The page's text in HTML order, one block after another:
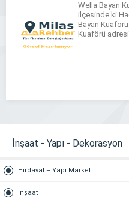
Wella Bayan
ilçesinde ki
Bayan
Kuaförü adresi
İnşaat - Yapı - Dekorasyon
Hırdavat – Yapı Market
İnşaat